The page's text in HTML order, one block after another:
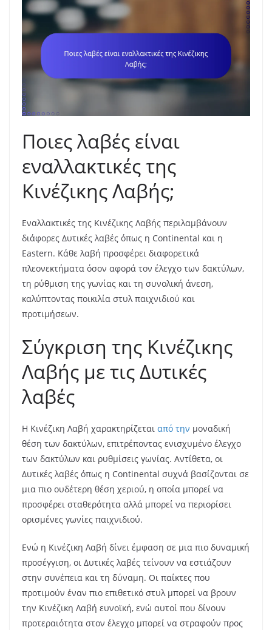
Ποιες λαβές είναι
εναλλακτικές της
Κινέζικης Λαβής;
Εναλλακτικές της Κινέζικης Λαβής περιλαμβάνουν
διάφορες Δυτικές λαβές όπως η Continental και η
Eastern. Κάθε λαβή προσφέρει διαφορετικά
πλεονεκτήματα όσον αφορά τον έλεγχο των δακτύλων,
τη ρύθμιση της γωνίας και τη συνολική άνεση,
καλύπτοντας ποικιλία στυλ παιχνιδιού και
προτιμήσεων.
Σύγκριση της Κινέζικης
Λαβής με τις Δυτικές
λαβές
Η Κινέζικη Λαβή χαρακτηρίζεται από την μοναδική
θέση των δακτύλων, επιτρέποντας ενισχυμένο έλεγχο
των δακτύλων και ρυθμίσεις γωνίας. Αντίθετα, οι
Δυτικές λαβές όπως η Continental συχνά βασίζονται σε
μια πιο ουδέτερη θέση χεριού, η οποία μπορεί να
προσφέρει σταθερότητα αλλά μπορεί να περιορίσει
ορισμένες γωνίες παιχνιδιού.
Ενώ η Κινέζικη Λαβή δίνει έμφαση σε μια πιο δυναμική
προσέγγιση, οι Δυτικές λαβές τείνουν να εστιάζουν
στην συνέπεια και τη δύναμη. Οι παίκτες που
προτιμούν έναν πιο επιθετικό στυλ μπορεί να βρουν
την Κινέζικη Λαβή ευνοϊκή, ενώ αυτοί που δίνουν
προτεραιότητα στον έλεγχο μπορεί να στραφούν προς